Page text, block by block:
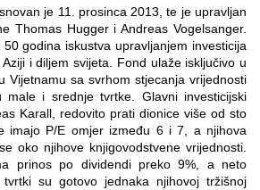
je 11. prosinca 2013, te je upravljan
Thomas Hugger i Andreas Vogelsanger.
godina iskustva upravljanjem investicija
i diljem svijeta. Fond ulaže isključivo u
Vijetnamu sa svrhom stjecanja vrijednosti
i srednje tvrtke. Glavni investicijski
Karall, redovito prati dionice više od sto
imajo P/E omjer između 6 i 7, a njihova
oko njihove knjigovodstvene vrijednosti.
prinos po dividendi preko 9%, a neto
su gotovo jednaka njihovoj tržišnoj